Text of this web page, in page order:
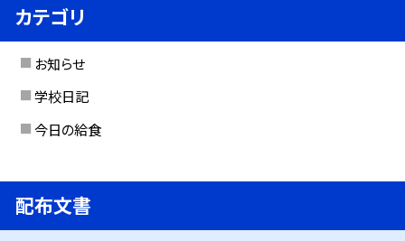
カテゴリ
お知らせ
学校日記
今日の給食
配布文書